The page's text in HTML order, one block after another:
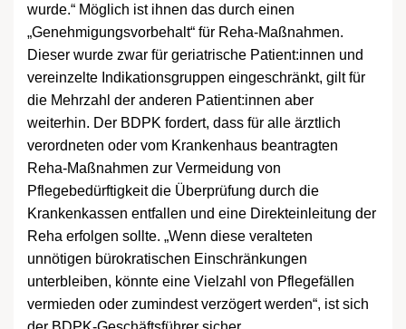
wurde.“ Möglich ist ihnen das durch einen
„Genehmigungsvorbehalt“ für Reha-Maßnahmen.
Dieser wurde zwar für geriatrische Patient:innen und
vereinzelte Indikationsgruppen eingeschränkt, gilt für
die Mehrzahl der anderen Patient:innen aber
weiterhin. Der BDPK fordert, dass für alle ärztlich
verordneten oder vom Krankenhaus beantragten
Reha-Maßnahmen zur Vermeidung von
Pflegebedürftigkeit die Überprüfung durch die
Krankenkassen entfallen und eine Direkteinleitung der
Reha erfolgen sollte. „Wenn diese veralteten
unnötigen bürokratischen Einschränkungen
unterbleiben, könnte eine Vielzahl von Pflegefällen
vermieden oder zumindest verzögert werden“, ist sich